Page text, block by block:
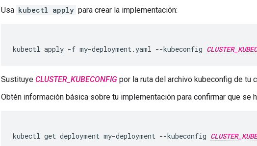
Usa kubectl apply para crear la implementación:
kubectl apply -f my-deployment.yaml --kubeconfig
Sustituye CLUSTER_KUBECONFIG por la ruta del archivo kubeconfig de tu
Obtén información básica sobre tu implementación para confirmar que se
kubectl get deployment my-deployment --kubeconfig